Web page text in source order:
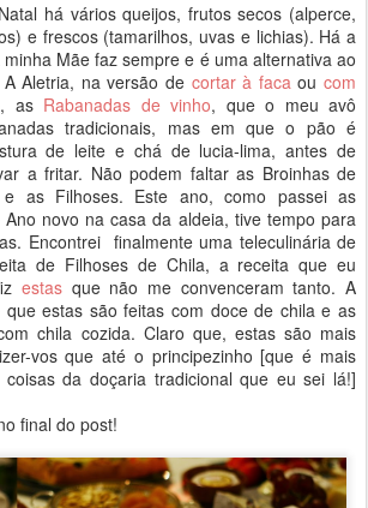
há vários queijos, frutos secos (alperce,
e frescos (tamarilhos, uvas e lichias). Há a
Mãe faz sempre e é uma alternativa ao
Aletria, na versão de cortar à facaoucom
, as Rabanadas de vinho, que o meu avô
tradicionais, mas em que o pão é
de leite e chá de lucia-lima, antes de
a fritar. Não podem faltar as Broinhas de
e as Filhoses. Este ano, como passei as
novo na casa da aldeia, tive tempo para
Encontrei finalmente uma teleculinária de
de Filhoses de Chila, a receita que eu
estas que não me convenceram tanto. A
que estas são feitas com doce de chila e as
chila cozida. Claro que, estas são mais
vos que até o principezinho [que é mais
da doçaria tradicional que eu sei lá!]
final do post!